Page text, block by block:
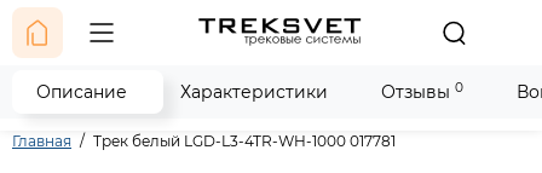
Главная Трек белый LGD-L3-4TR-WH-1000 017781
Описание Характеристики Отзывы 0